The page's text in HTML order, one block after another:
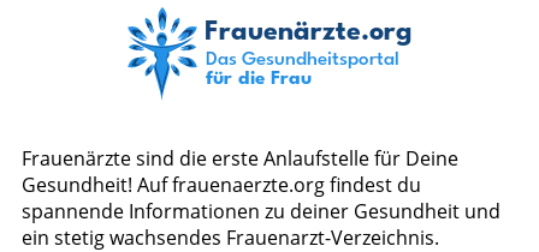
Frauenärzte sind die erste Anlaufstelle für Deine
Gesundheit! Auf frauenaerzte.org findest du
spannende Informationen zu deiner Gesundheit und
ein stetig wachsendes Frauenarzt-Verzeichnis.